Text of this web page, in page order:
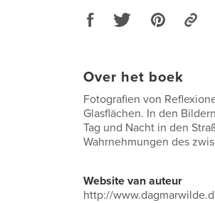
Over het boek
Fotografien von
Glasflächen. In den
Tag und Nacht in den
Wahrnehmungen des
Website van auteur
http://